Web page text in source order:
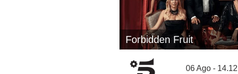
Forbidden Fruit
06 Ago - 14.12